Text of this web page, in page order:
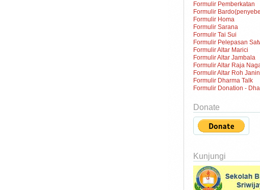
Formulir Pemberkatan
Formulir
Formulir Homa
Formulir Sarana
Formulir Tai Sui
Formulir Pelepasan
Formulir Altar Marici
Formulir Altar Jambala
Formulir Altar Raja
Formulir Altar Roh Janin
Formulir Dharma Talk
Formulir Donation -
Donate
Kunjungi